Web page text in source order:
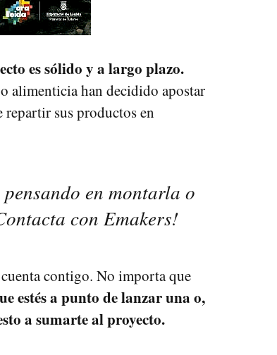
es sólido y a largo plazo.
alimenticia han decidido apostar
sus productos en
en montarla o
con Emakers!
cuenta contigo. No importa que
estés a punto de lanzar una o,
a sumarte al proyecto.